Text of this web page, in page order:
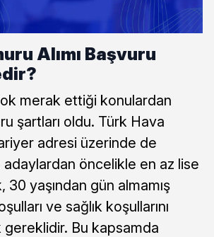
Alımı Başvuru
merak ettiği konulardan
şartları oldu. Türk Hava
adresi üzerinde de
öncelikle en az lise
30 yaşından gün almamış
ve sağlık koşullarını
gereklidir. Bu kapsamda